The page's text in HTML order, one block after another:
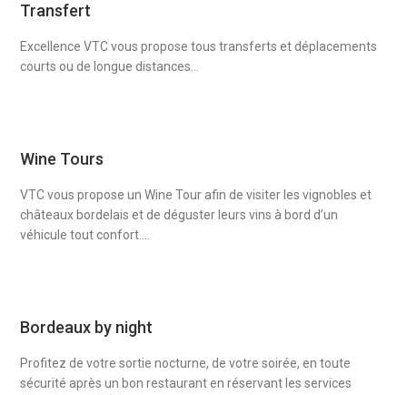
Transfert
Excellence VTC vous propose tous transferts et déplacements
courts ou de longue distances...
Wine Tours
VTC vous propose un Wine Tour afin de visiter les vignobles et
châteaux bordelais et de déguster leurs vins à bord d’un
véhicule tout confort....
Bordeaux by night
Profitez de votre sortie nocturne, de votre soirée, en toute
sécurité après un bon restaurant en réservant les services